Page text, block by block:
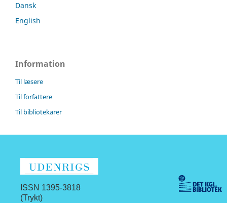
Dansk
English
Information
Til læsere
Til forfattere
Til bibliotekarer
ISSN 1395-3818
(Trykt)